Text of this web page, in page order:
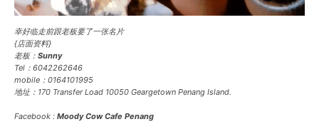
幸好临走前跟老板要了一张名片
{店面资料}
老板： Sunny
Tel：6042262646
mobile：0164101995
地址：170 Transfer Load 10050 Geargetown Penang Island.
Facebook : Moody Cow Cafe Penang